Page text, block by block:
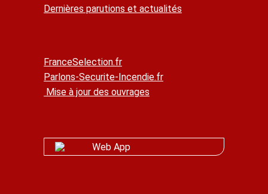
Dernières parutions et actualités
FranceSelection.fr
Parlons-Securite-Incendie.fr
Mise à jour des ouvrages
Web App